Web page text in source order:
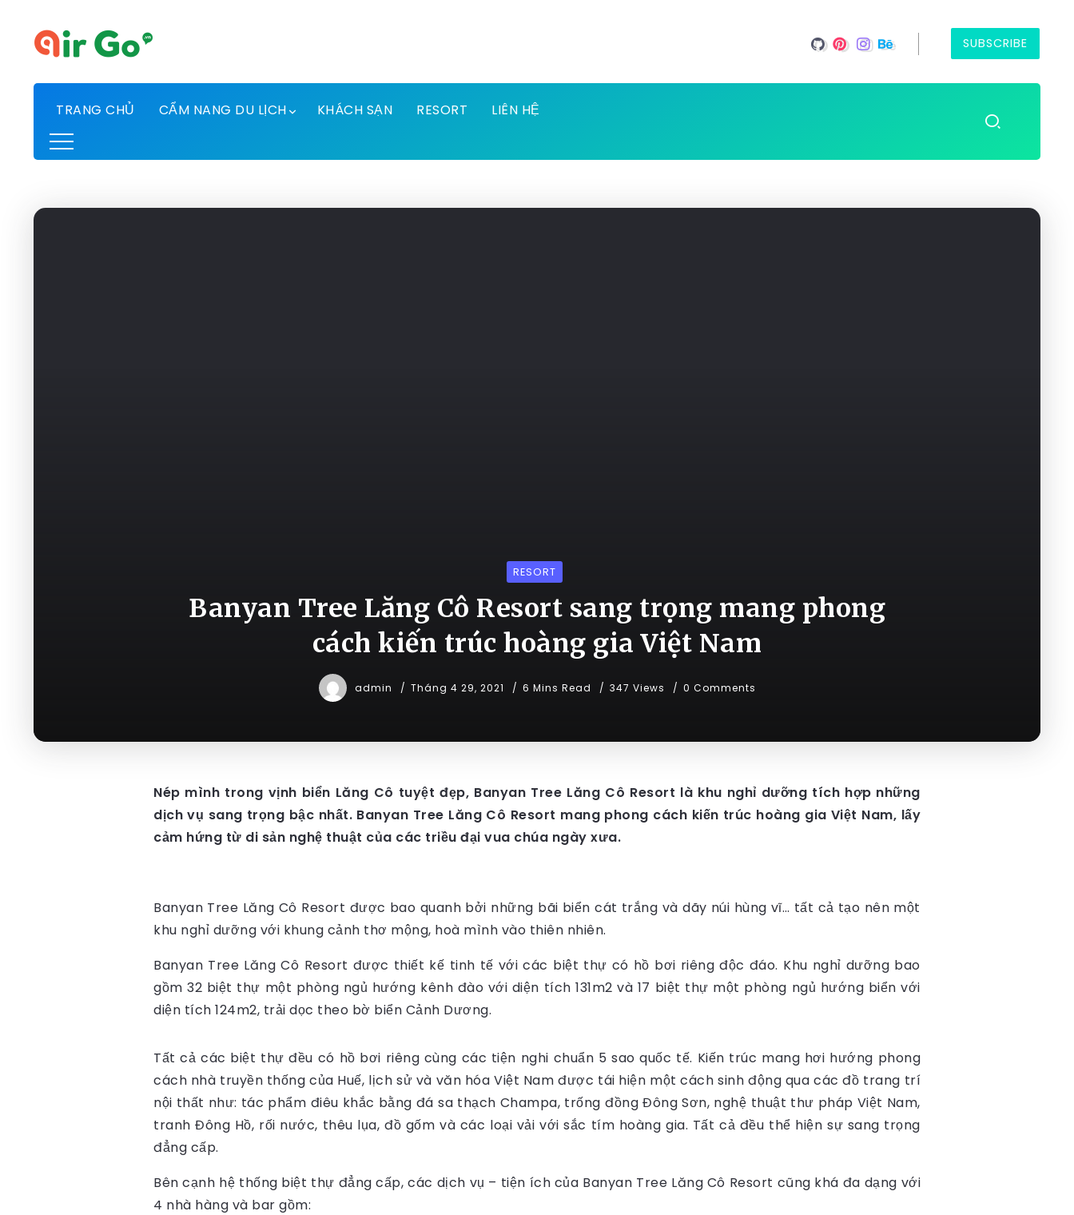
SUBSCRIBE
TRANG CHỦ CẨM NANG DU LỊCH KHÁCH SẠN RESORT LIÊN HỆ
RESORT
Banyan Tree Lăng Cô Resort sang trọng mang phong
cách kiến trúc hoàng gia Việt Nam
admin Tháng 4 29, 2021 6 Mins Read 347 Views 0 Comments
Nép mình trong vịnh biển Lăng Cô tuyệt đẹp, Banyan Tree Lăng Cô Resort là khu nghỉ dưỡng tích hợp những
dịch vụ sang trọng bậc nhất. Banyan Tree Lăng Cô Resort mang phong cách kiến trúc hoàng gia Việt Nam, lấy
cảm hứng từ di sản nghệ thuật của các triều đại vua chúa ngày xưa.
Banyan Tree Lăng Cô Resort được bao quanh bởi những bãi biển cát trắng và dãy núi hùng vĩ… tất cả tạo nên một
khu nghỉ dưỡng với khung cảnh thơ mộng, hoà mình vào thiên nhiên.
Banyan Tree Lăng Cô Resort được thiết kế tinh tế với các biệt thự có hồ bơi riêng độc đáo. Khu nghỉ dưỡng bao
gồm 32 biệt thự một phòng ngủ hướng kênh đào với diện tích 131m2 và 17 biệt thự một phòng ngủ hướng biển với
diện tích 124m2, trải dọc theo bờ biển Cảnh Dương.
Tất cả các biệt thự đều có hồ bơi riêng cùng các tiện nghi chuẩn 5 sao quốc tế. Kiến trúc mang hơi hướng phong
cách nhà truyền thống của Huế, lịch sử và văn hóa Việt Nam được tái hiện một cách sinh động qua các đồ trang trí
nội thất như: tác phẩm điêu khắc bằng đá sa thạch Champa, trống đồng Đông Sơn, nghệ thuật thư pháp Việt Nam,
tranh Đông Hồ, rối nước, thêu lụa, đồ gốm và các loại vải với sắc tím hoàng gia. Tất cả đều thể hiện sự sang trọng
đẳng cấp.
Bên cạnh hệ thống biệt thự đẳng cấp, các dịch vụ – tiện ích của Banyan Tree Lăng Cô Resort cũng khá đa dạng với
4 nhà hàng và bar gồm: